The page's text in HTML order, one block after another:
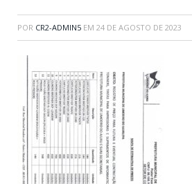
POR CR2-ADMIN5 EM 24 DE AGOSTO DE 2023